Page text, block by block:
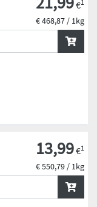
€1
€ 468,87 / 1kg
13,99€1
€ 550,79 / 1kg